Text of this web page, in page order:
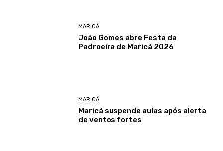
MARICÁ
João Gomes abre Festa da
Padroeira de Maricá 2026
MARICÁ
Maricá suspende aulas após alerta
de ventos fortes